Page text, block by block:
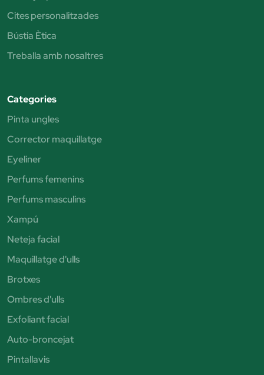
Cites personalitzades
Bústia Ètica
Treballa amb nosaltres
Categories
Pinta ungles
Corrector maquillatge
Eyeliner
Perfums femenins
Perfums masculins
Xampú
Neteja facial
Maquillatge d'ulls
Brotxes
Ombres d'ulls
Exfoliant facial
Auto-broncejat
Pintallavis